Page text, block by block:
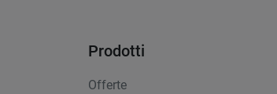
Prodotti
Offerte